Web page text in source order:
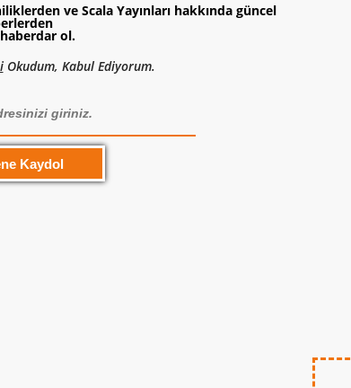
ve Scala Yayınları hakkında güncel
ol.
Okudum, Kabul Ediyorum.